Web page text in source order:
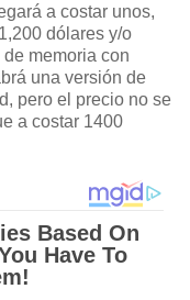
a costar unos,
dólares y/o
memoria con
una versión de
pero el precio no se
a costar 1400